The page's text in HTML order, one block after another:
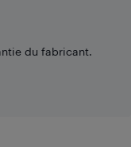
du fabricant.